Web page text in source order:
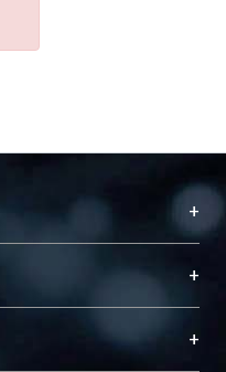
+
為永久珍藏及向國際
術能量，圖書館整合
AH）不同功能平
。期能整合研
+
+